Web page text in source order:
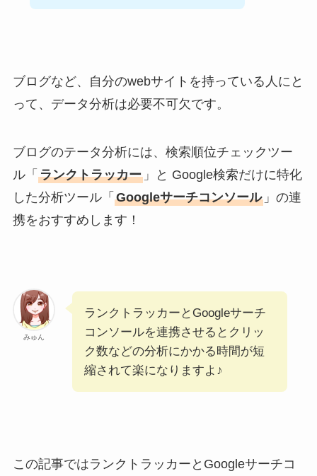
ブログなど、自分のwebサイトを持っている人にと
って、データ分析は必要不可欠です。
ブログのテータ分析には、検索順位チェックツー
ル「 ランクトラッカー」と Google検索だけに特化
した分析ツール「 Googleサーチコンソール」の連
携をおすすめします！
みゅん
ランクトラッカーとGoogleサーチ
コンソールを連携させるとクリッ
ク数などの分析にかかる時間が短
縮されて楽になりますよ♪
この記事ではランクトラッカーとGoogleサーチコ